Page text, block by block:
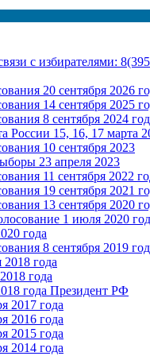
с избирателями:
20 сентября 2026
14 сентября 2025
8 сентября 2024
России 15, 16, 17 марта
10 сентября 2023
23 апреля 2023
11 сентября 2022
19 сентября 2021
13 сентября 2020
1 июля 2020
года
8 сентября 2019
года
года
года Президент РФ
2017 года
2016 года
2015 года
2014 года